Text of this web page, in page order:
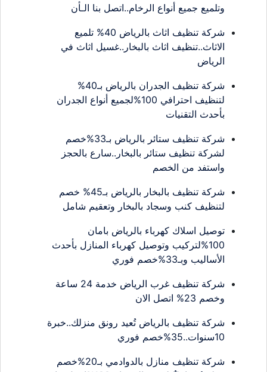
وتلميع جميع أنواع الرخام..اتصل بنا الـأن
شركة تنظيف اثاث بالرياض 40% تلميع
الاثاث..تنظيف اثاث بالبخار..غسيل اثاث في
الرياض
شركة تنظيف الجدران بالرياض بـ40%
لتنظيف احترافي 100%لجميع أنواع الجدران
بأحدث التقنيات
شركة تنظيف ستائر بالرياض بـ33%خصم
لشركة تنظيف ستائر بالبخار..سارع بالحجز
واستفد من الخصم
شركة تنظيف بالبخار بالرياض بـ45% خصم
لتنظيف كنب وسجاد بالبخار وتعقيم شامل
توصيل اسلاك كهرباء بالرياض بامان
100%لتركيب وتوصيل كهرباء المنازل بأحدث
الأساليب وبـ33%خصم فوري
شركة تنظيف غرب الرياض خدمة 24 ساعة
وخصم 23% اتصل الان
شركة تنظيف بالرياض تُعيد رونق منزلك..خبرة
10سنوات..35%خصم فوري
شركة تنظيف منازل بالدوادمي بـ20%خصم